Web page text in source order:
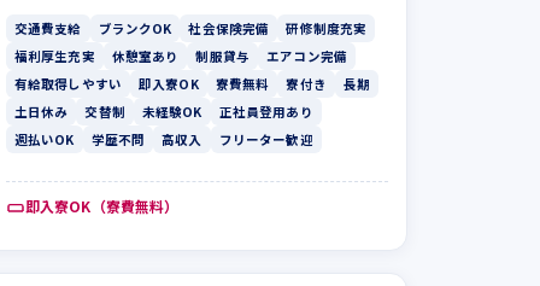
交通費支給 ブランクOK 社会保険完備
研修制度充実
福利厚生充実
休憩室あり 制服貸与
エアコン完備
有給取得しやすい
即入寮OK 寮費無料 寮付き
長期
土日休み
交替制 未経験OK
正社員登用あり
週払いOK
学歴不問 高収入 フリーター歓迎
即入寮OK（寮費無料）